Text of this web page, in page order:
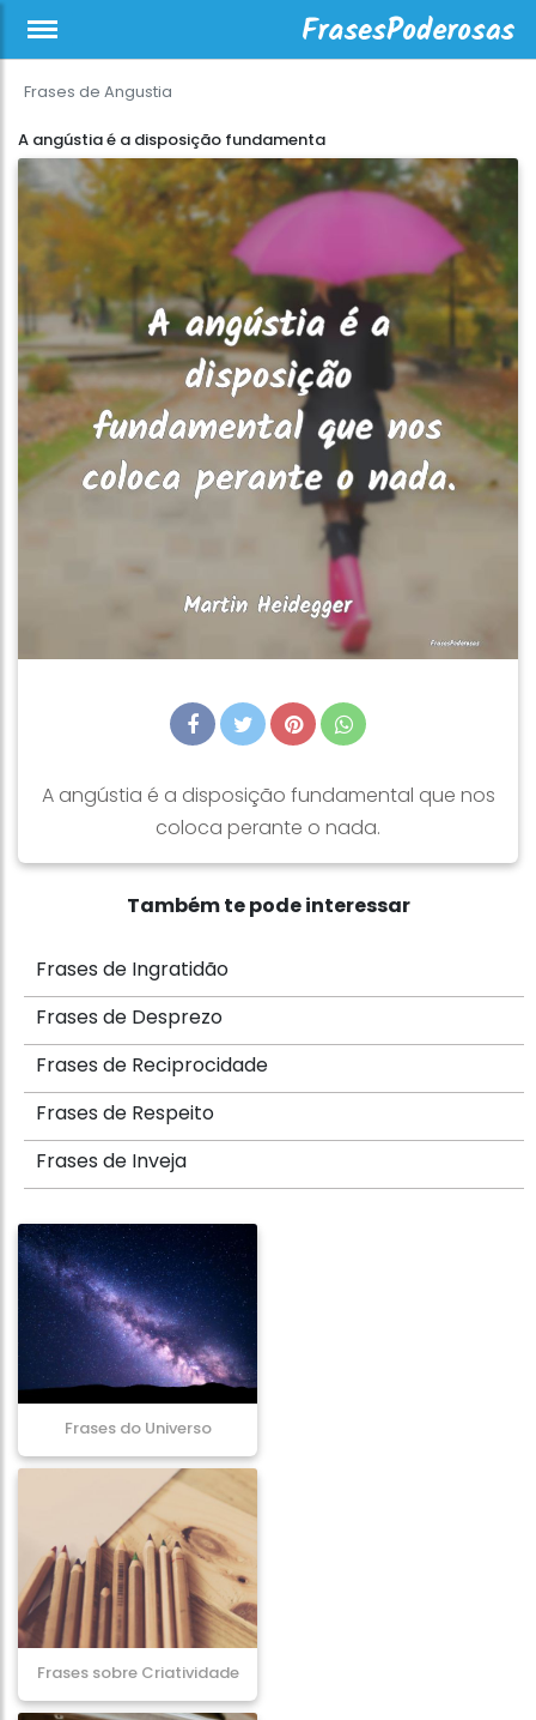
Frases de Angustia
A angústia é a disposição fundamenta
A angústia é a disposição fundamental que nos
coloca perante o nada.
Também te pode interessar
Frases de Ingratidão
Frases de Desprezo
Frases de Reciprocidade
Frases de Respeito
Frases de Inveja
Frases do Universo
Frases sobre Criatividade